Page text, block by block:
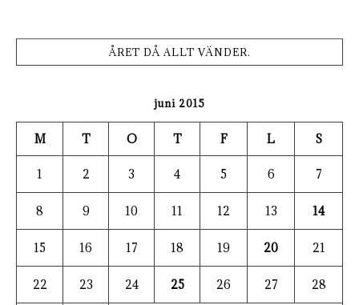
ÅRET DÅ ALLT VÄNDER.
juni 2015
M T O T F L S
1 2 3 4 5 6 7
8 9 10 11 12 13 14
15 16 17 18 19 20 21
22 23 24 25 26 27 28